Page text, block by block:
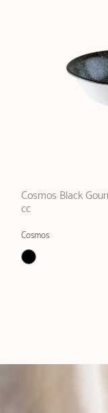
Cosmos Black
cc
Cosmos